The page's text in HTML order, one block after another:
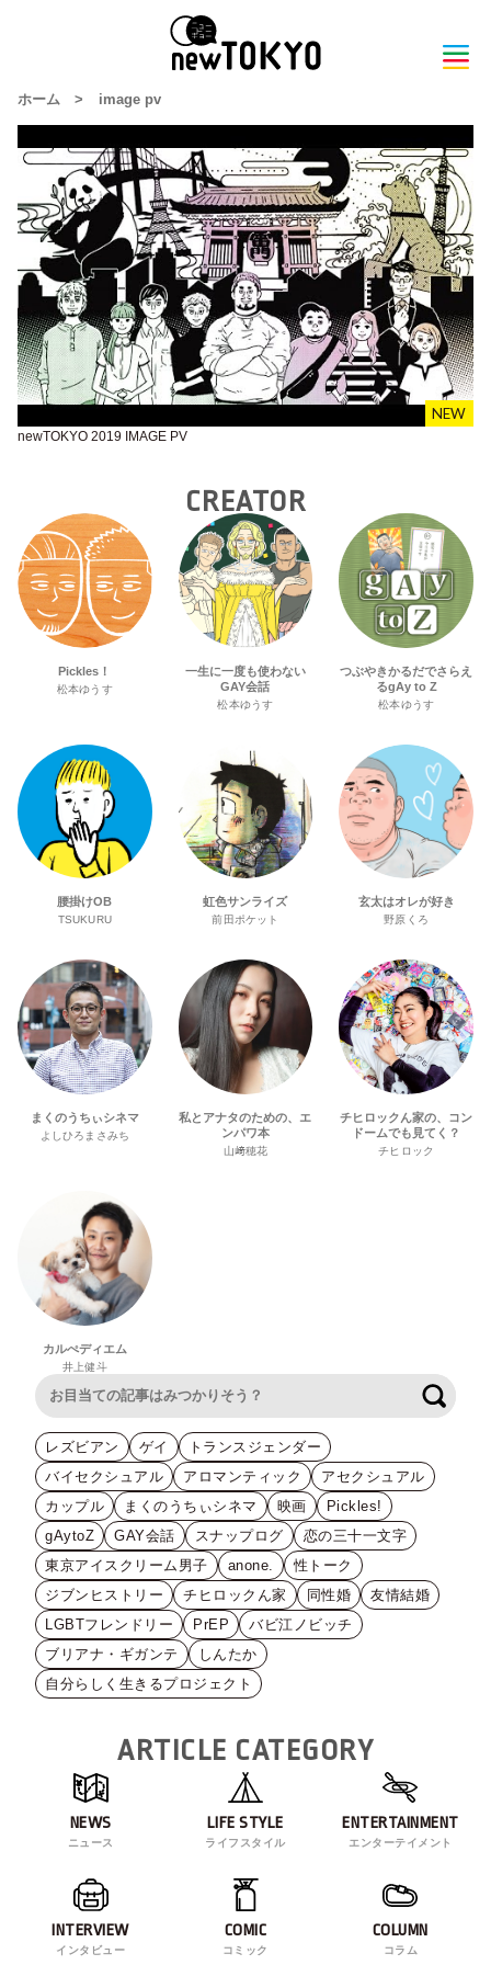
ホーム > image pv
newTOKYO 2019 IMAGE PV
CREATOR
Pickles！
松本ゆうす
一生に一度も使わない
GAY会話
松本ゆうす
つぶやきかるだでさらえ
るgAy to Z
松本ゆうす
腰掛けOB
TSUKURU
虹色サンライズ
前田ポケット
玄太はオレが好き
野原くろ
まくのうちぃシネマ
よしひろまさみち
私とアナタのための、エ
ンパワ本
山﨑穂花
チヒロックん家の、コン
ドームでも見てく？
チヒロック
カルぺディエム
井上健斗
レズビアン ゲイ
トランスジェンダー
バイセクシュアル
アロマンティック
アセクシュアル
カップル
まくのうちぃシネマ 映画
Pickles!
gAytoZ
GAY会話 スナップログ
恋の三十一文字
東京アイスクリーム男子
anone.
性トーク
ジブンヒストリー
チヒロックん家 同性婚
友情結婚
LGBTフレンドリー
PrEP
バビ江ノビッチ
ブリアナ・ギガンテ
しんたか
自分らしく生きるプロジェクト
ARTICLE CATEGORY
NEWS
ニュース
LIFE STYLE
ライフスタイル
ENTERTAINMENT
エンターテイメント
INTERVIEW
インタビュー
COMIC
コミック
COLUMN
コラム